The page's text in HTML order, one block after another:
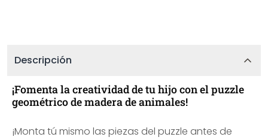
Descripción
¡Fomenta la creatividad de tu hijo con el puzzle
geométrico de madera de animales!
¡Monta tú mismo las piezas del puzzle antes de